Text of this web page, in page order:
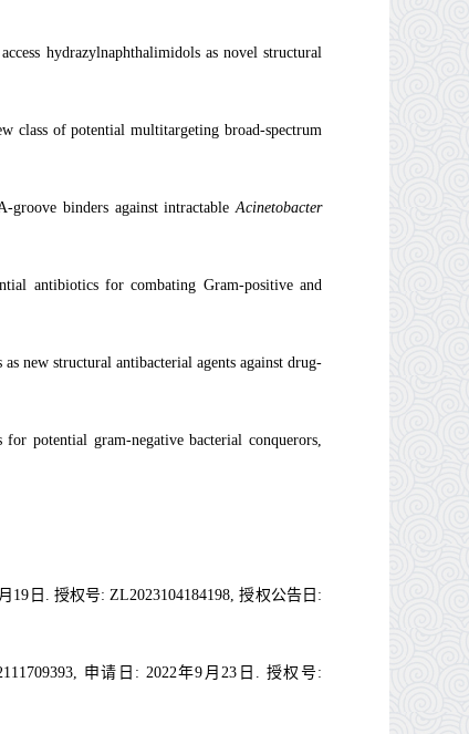
hydrazylnaphthalimidols as novel structural
class of potential multitargeting broad-spectrum
-groove binders against intractable Acinetobacter
antibiotics for combating Gram-positive and
new structural antibacterial agents against drug-
potential gram-negative bacterial conquerors,
19日. 授权号: ZL2023104184198, 授权公告日:
申请日: 2022年9月23日. 授权号: